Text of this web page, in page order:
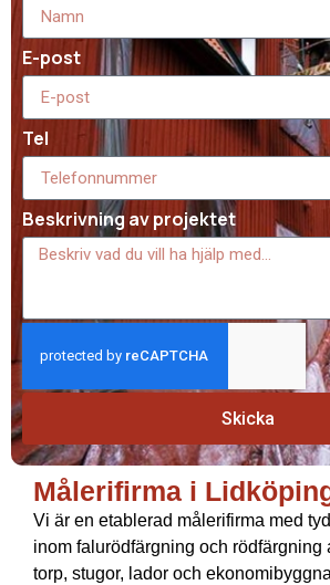
E-post
Tel
Beskrivning av projektet
Skicka
Målerifirma i Lidköping
Målerifirma i
Vi är en etablerad målerifirma med
inom falurödfärgning och rödfärgning
torp, stugor, lador och